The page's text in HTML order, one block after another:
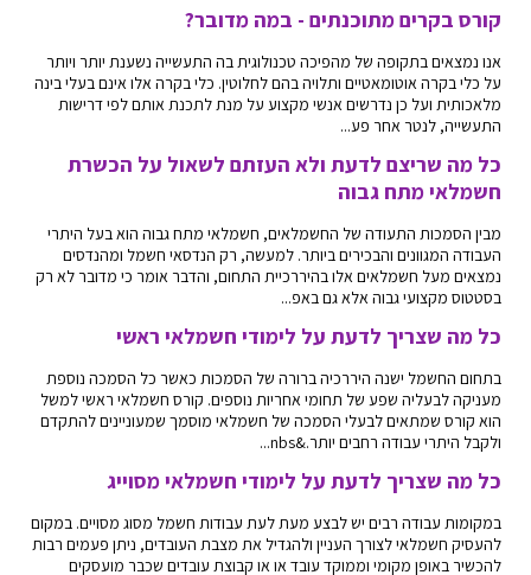
קורס בקרים מתוכנתים - במה מדובר?
אנו נמצאים בתקופה של מהפיכה טכנולוגית בה התעשייה נשענת יותר ויותר
על כלי בקרה אוטומאטיים ותלויה בהם לחלוטין. כלי בקרה אלו אינם בעלי בינה
מלאכותית ועל כן נדרשים אנשי מקצוע על מנת לתכנת אותם לפי דרישות
התעשייה, לנטר אחר פע...
כל מה שריצם לדעת ולא העזתם לשאול על הכשרת
חשמלאי מתח גבוה
מבין הסמכות התעודה של החשמלאים, חשמלאי מתח גבוה הוא בעל היתרי
העבודה המגוונים והבכירים ביותר. למעשה, רק הנדסאי חשמל ומהנדסים
נמצאים מעל חשמלאים אלו בהיררכיית התחום, והדבר אומר כי מדובר לא רק
בסטטוס מקצועי גבוה אלא גם באפ...
כל מה שצריך לדעת על לימודי חשמלאי ראשי
בתחום החשמל ישנה היררכיה ברורה של הסמכות כאשר כל הסמכה נוספת
מעניקה לבעליה שפע של תחומי אחריות נוספים. קורס חשמלאי ראשי למשל
הוא קורס שמתאים לבעלי הסמכה של חשמלאי מוסמך שמעוניינים להתקדם
ולקבל היתרי עבודה רחבים יותר.&nbs...
כל מה שצריך לדעת על לימודי חשמלאי מסוייג
במקומות עבודה רבים יש לבצע מעת לעת עבודות חשמל מסוג מסויים. במקום
להעסיק חשמלאי לצורך העניין ולהגדיל את מצבת העובדים, ניתן פעמים רבות
להכשיר באופן מקומי וממוקד עובד או או קבוצת עובדים שכבר מועסקים